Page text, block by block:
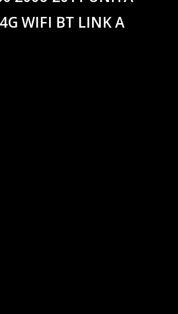
WIFI BT LINK A